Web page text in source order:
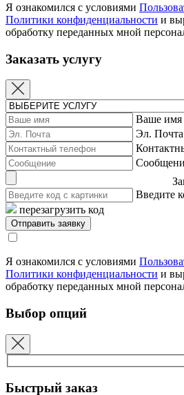
Я ознакомился с условиями
Политики конфиденциальности и
обработку переданных мной
Заказать услугу
Ваше имя
Эл. Почта
Введите
перезагрузить код
Я ознакомился с условиями
Политики конфиденциальности и
обработку переданных мной
Выбор опций
Быстрый заказ